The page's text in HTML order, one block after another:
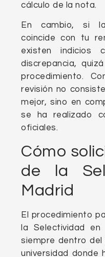
cálculo de la nota.
En cambio, si
coincide con tu
existen indicios
discrepancia,
procedimiento.
revisión no
mejor, sino en
se ha realizado
oficiales.
Cómo
de la
Madrid
El procedimiento
la Selectividad
siempre dentro
universidad donde